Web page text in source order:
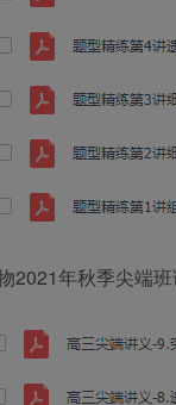
2021年秋季尖端